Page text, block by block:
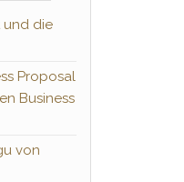
und die
Proposal
Business
von